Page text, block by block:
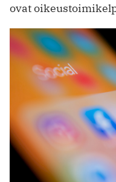
ovat